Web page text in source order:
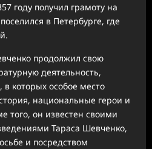
году получил грамоту на
в Петербурге, где
продолжил свою
деятельность,
в которых особое место
национальные герои и
того, он известен своими
Тараса Шевченко,
и посредством